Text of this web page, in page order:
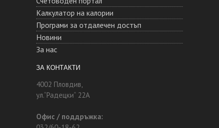
Калкулатор на калории
Програми за отдалечен достъп
Новини
За нас
ЗА КОНТАКТИ
4002 Пловдив,
ул.“Радецки“ 22А
Офис / поддръжка: